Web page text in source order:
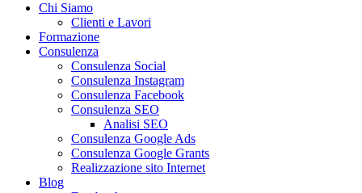
Chi Siamo
Clienti e Lavori
Formazione
Consulenza
Consulenza Social
Consulenza Instagram
Consulenza Facebook
Consulenza SEO
Analisi SEO
Consulenza Google Ads
Consulenza Google Grants
Realizzazione sito Internet
Blog